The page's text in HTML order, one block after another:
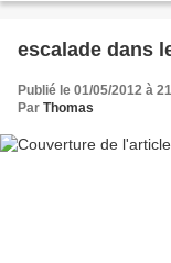
escalade dans
Publié le 01/05/2012 à
Par Thomas